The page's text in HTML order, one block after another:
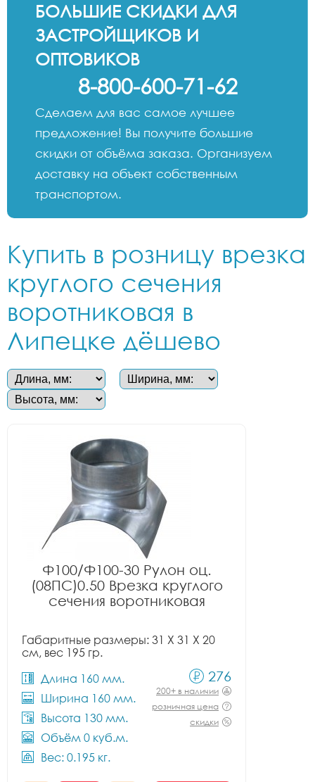
БОЛЬШИЕ СКИДКИ ДЛЯ
ЗАСТРОЙЩИКОВ И
ОПТОВИКОВ
8-800-600-71-62
Сделаем для вас самое лучшее
предложение! Вы получите большие
скидки от объёма заказа. Организуем
доставку на объект собственным
транспортом.
Купить в розницу врезка
круглого сечения
воротниковая в
Липецке дёшево
Ф100/Ф100-30 Рулон оц.
(08ПС)0.50 Врезка круглого
сечения воротниковая
Габаритные размеры: 31 X 31 X 20
см, вес 195 гр.
Длина 160 мм.
Ширина 160 мм.
Высота 130 мм.
Объём 0 куб.м.
Вес: 0.195 кг.
276
200+ в наличии
розничная цена
скидки